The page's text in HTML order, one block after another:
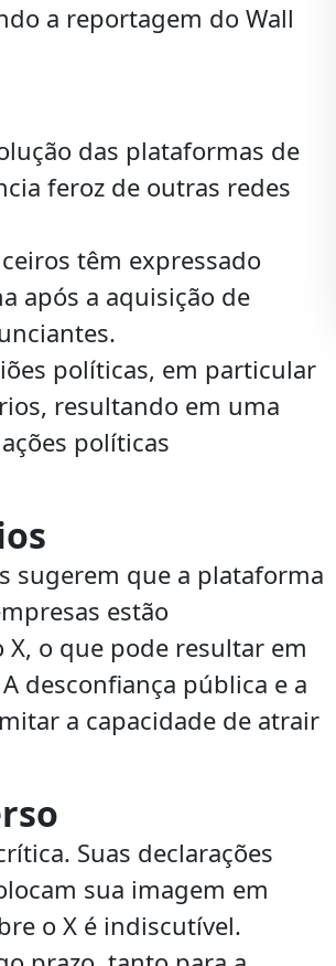
a reportagem do Wall
das plataformas de
feroz de outras redes
têm expressado
após a aquisição de
políticas, em particular
resultando em uma
políticas
sugerem que a plataforma
estão
o que pode resultar em
desconfiança pública e a
a capacidade de atrair
Suas declarações
sua imagem em
o X é indiscutível.